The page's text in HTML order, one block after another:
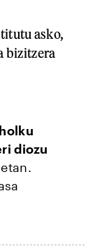
asko,
bizitzera
diozu